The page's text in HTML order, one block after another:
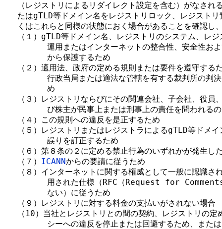
（レジストリによるリダイレクト設定を含む）がなされ
たはgTLD等ドメイン名をレジストリロック、レジストリ
くはこれらと同様の状態におく場合があることを確認し
（１）gTLD等ドメイン名、レジストリのシステム、レジ
運用またはインターネットの整合性、安全性お
        から保護するため
（２）適用法、政府の定める規則または要件を遵守する
行政当局または適法な管轄を有する裁判所の判
        め
（３）レジストリならびにその関連会社、子会社、役員
び株主が民事上または刑事上の責任を問われる
  （４）この規則への違反を是正するため
（５）レジストリまたはレジストラによるgTLD等ドメイ
        誤りを訂正するため
（６）第８条の２に定める禁止行為のいずれかが発生し
  （７）
ICANNからの要請に従うため
（８）インターネットに関する権威として一般に認識さ
用された仕様（RFC（Request for Comments
        ない）に従うため
  （９）レジストリに対する料金の支払いがされない場合
（10）当社とレジストリとの間の契約、レジストリの定
シーへの違反を停止または回避するため、また